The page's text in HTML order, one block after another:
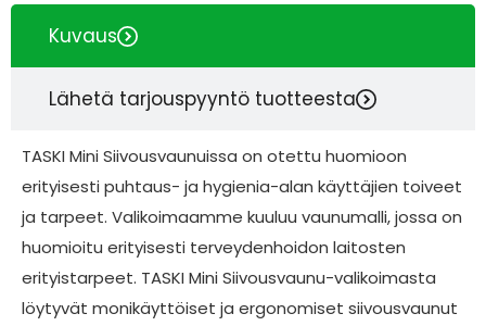
Kuvaus
Lähetä tarjouspyyntö tuotteesta
TASKI Mini Siivousvaunuissa on otettu huomioon
erityisesti puhtaus- ja hygienia-alan käyttäjien toiveet
ja tarpeet. Valikoimaamme kuuluu vaunumalli, jossa on
huomioitu erityisesti terveydenhoidon laitosten
erityistarpeet. TASKI Mini Siivousvaunu-valikoimasta
löytyvät monikäyttöiset ja ergonomiset siivousvaunut